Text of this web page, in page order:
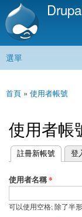
主選單
選單
您在這裡
首頁 » 使用者帳號
使用者帳
主要索引標籤
註冊新帳號
(作用中頁籤) 登
使用者名稱*
可以使用空格; 除了半